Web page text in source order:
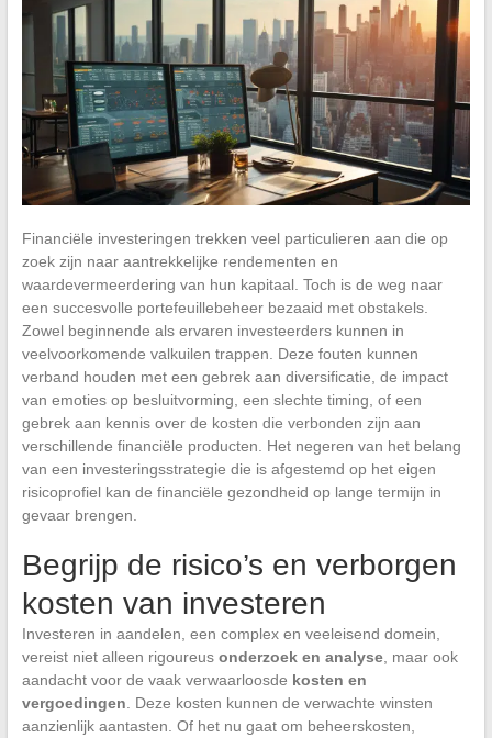
Financiële investeringen trekken veel particulieren aan die op
zoek zijn naar aantrekkelijke rendementen en
waardevermeerdering van hun kapitaal. Toch is de weg naar
een succesvolle portefeuillebeheer bezaaid met obstakels.
Zowel beginnende als ervaren investeerders kunnen in
veelvoorkomende valkuilen trappen. Deze fouten kunnen
verband houden met een gebrek aan diversificatie, de impact
van emoties op besluitvorming, een slechte timing, of een
gebrek aan kennis over de kosten die verbonden zijn aan
verschillende financiële producten. Het negeren van het belang
van een investeringsstrategie die is afgestemd op het eigen
risicoprofiel kan de financiële gezondheid op lange termijn in
gevaar brengen.
Begrijp de risico’s en verborgen
kosten van investeren
Investeren in aandelen, een complex en veeleisend domein,
vereist niet alleen rigoureus onderzoek en analyse, maar ook
aandacht voor de vaak verwaarloosde kosten en
vergoedingen . Deze kosten kunnen de verwachte winsten
aanzienlijk aantasten. Of het nu gaat om beheerskosten,